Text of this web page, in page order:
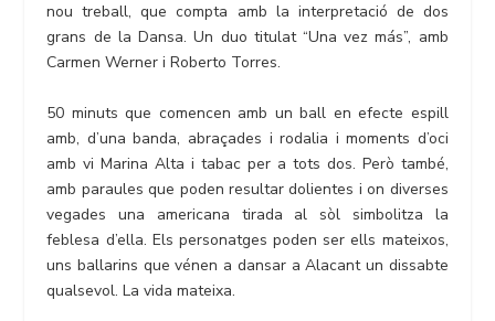
nou treball, que compta amb la interpretació de dos
grans de la Dansa. Un duo titulat “Una vez más”, amb
Carmen Werner i Roberto Torres.
50 minuts que comencen amb un ball en efecte espill
amb, d’una banda, abraçades i rodalia i moments d’oci
amb vi Marina Alta i tabac per a tots dos. Però també,
amb paraules que poden resultar dolientes i on diverses
vegades una americana tirada al sòl simbolitza la
feblesa d’ella. Els personatges poden ser ells mateixos,
uns ballarins que vénen a dansar a Alacant un dissabte
qualsevol. La vida mateixa.